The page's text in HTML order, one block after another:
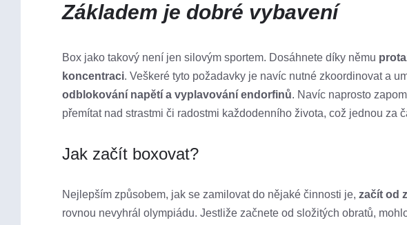
Základem je dobré vybavení
Box jako takový není jen silovým sportem. Dosáhnete díky němu
koncentraci. Veškeré tyto požadavky je navíc nutné zkoordinovat a
odblokování napětí a vyplavování endorfinů. Navíc naprosto
přemítat nad strastmi či radostmi každodenního života, což jednou za
Jak začít boxovat?
Nejlepším způsobem, jak se zamilovat do nějaké činnosti je, začít od
rovnou nevyhrál olympiádu. Jestliže začnete od složitých obratů,